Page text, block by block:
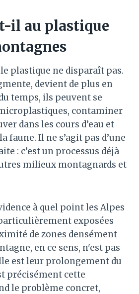
il au plastique
plastique ne disparaît pas.
devient de plus en
temps, ils peuvent se
contaminer
dans les cours d’eau et
faune. Il ne s’agit pas d’une
: c’est un processus déjà
milieux montagnards et
à quel point les Alpes
exposées
de zones densément
en ce sens, n'est pas
est leur prolongement du
précisément cette
le problème concret,